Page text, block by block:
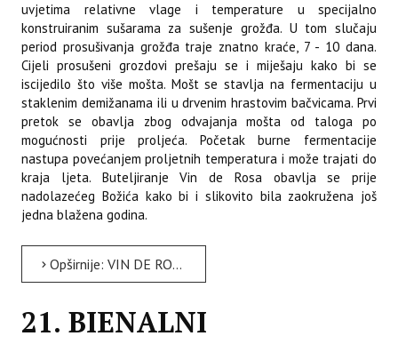
uvjetima relativne vlage i temperature u specijalno
konstruiranim sušarama za sušenje grožđa. U tom slučaju
period prosušivanja grožđa traje znatno kraće, 7 - 10 dana.
Cijeli prosušeni grozdovi prešaju se i miješaju kako bi se
iscijedilo što više mošta. Mošt se stavlja na fermentaciju u
staklenim demižanama ili u drvenim hrastovim bačvicama. Prvi
pretok se obavlja zbog odvajanja mošta od taloga po
mogućnosti prije proljeća. Početak burne fermentacije
nastupa povećanjem proljetnih temperatura i može trajati do
kraja ljeta. Buteljiranje Vin de Rosa obavlja se prije
nadolazećeg Božića kako bi i slikovito bila zaokružena još
jedna blažena godina.
Opširnije: VIN DE ROSA - REVITALIZACIJA I STANDARDIZACIJA PROIZVODNJE I ZAŠTITE DESERTNOG VINA VODNJANŠTINE
21. BIENALNI